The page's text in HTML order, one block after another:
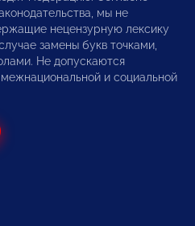
мы не
нецензурную лексику
замены букв точками,
Не допускаются
и социальной